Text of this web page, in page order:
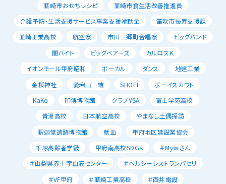
韮崎市おせちレシピ
韮崎市食生活改善推進員
介護予防・生活支援サービス事業支援補助金
笛吹市長寿支援課
韮崎工業高校
航空祭 市川三郷町合唱祭
ビッグバンド
闇バイト
ビッグベアーズ
カルロスＫ
イオンモール甲府昭和
ボーカル ダンス
地建工業
金桜神社
愛宕山 結 SHOEI
ボーイスカウト
KaKo
印傳博物館 クラブYSA
富士学苑高校
青洲高校
日本航空高校
やまなし土偶探訪
釈迦堂遺跡博物館
献血
甲府地区建設業協会
千塚高齢者学級
甲府南高校SDGｓ
＃Mｙwさん
＃山梨県赤十字血液センター
＃ヘルシーレストランパセリ
＃VF甲府
＃韮崎工業高校
＃西井電設